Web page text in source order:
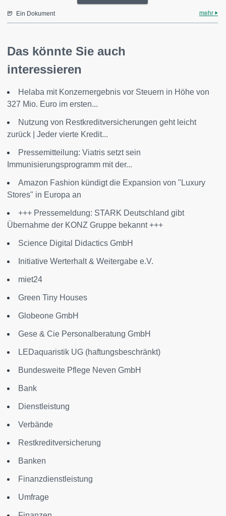
Ein Dokument mehr
Das könnte Sie auch
interessieren
Helaba mit Konzernergebnis vor Steuern in Höhe von
327 Mio. Euro im ersten...
Nutzung von Restkreditversicherungen geht leicht
zurück | Jeder vierte Kredit...
Pressemitteilung: Viatris setzt sein
Immunisierungsprogramm mit der...
Amazon Fashion kündigt die Expansion von "Luxury
Stores" in Europa an
+++ Pressemeldung: STARK Deutschland gibt
Übernahme der KONZ Gruppe bekannt +++
Science Digital Didactics GmbH
Initiative Werterhalt & Weitergabe e.V.
miet24
Green Tiny Houses
Globeone GmbH
Gese & Cie Personalberatung GmbH
LEDaquaristik UG (haftungsbeschränkt)
Bundesweite Pflege Neven GmbH
Bank
Dienstleistung
Verbände
Restkreditversicherung
Banken
Finanzdienstleistung
Umfrage